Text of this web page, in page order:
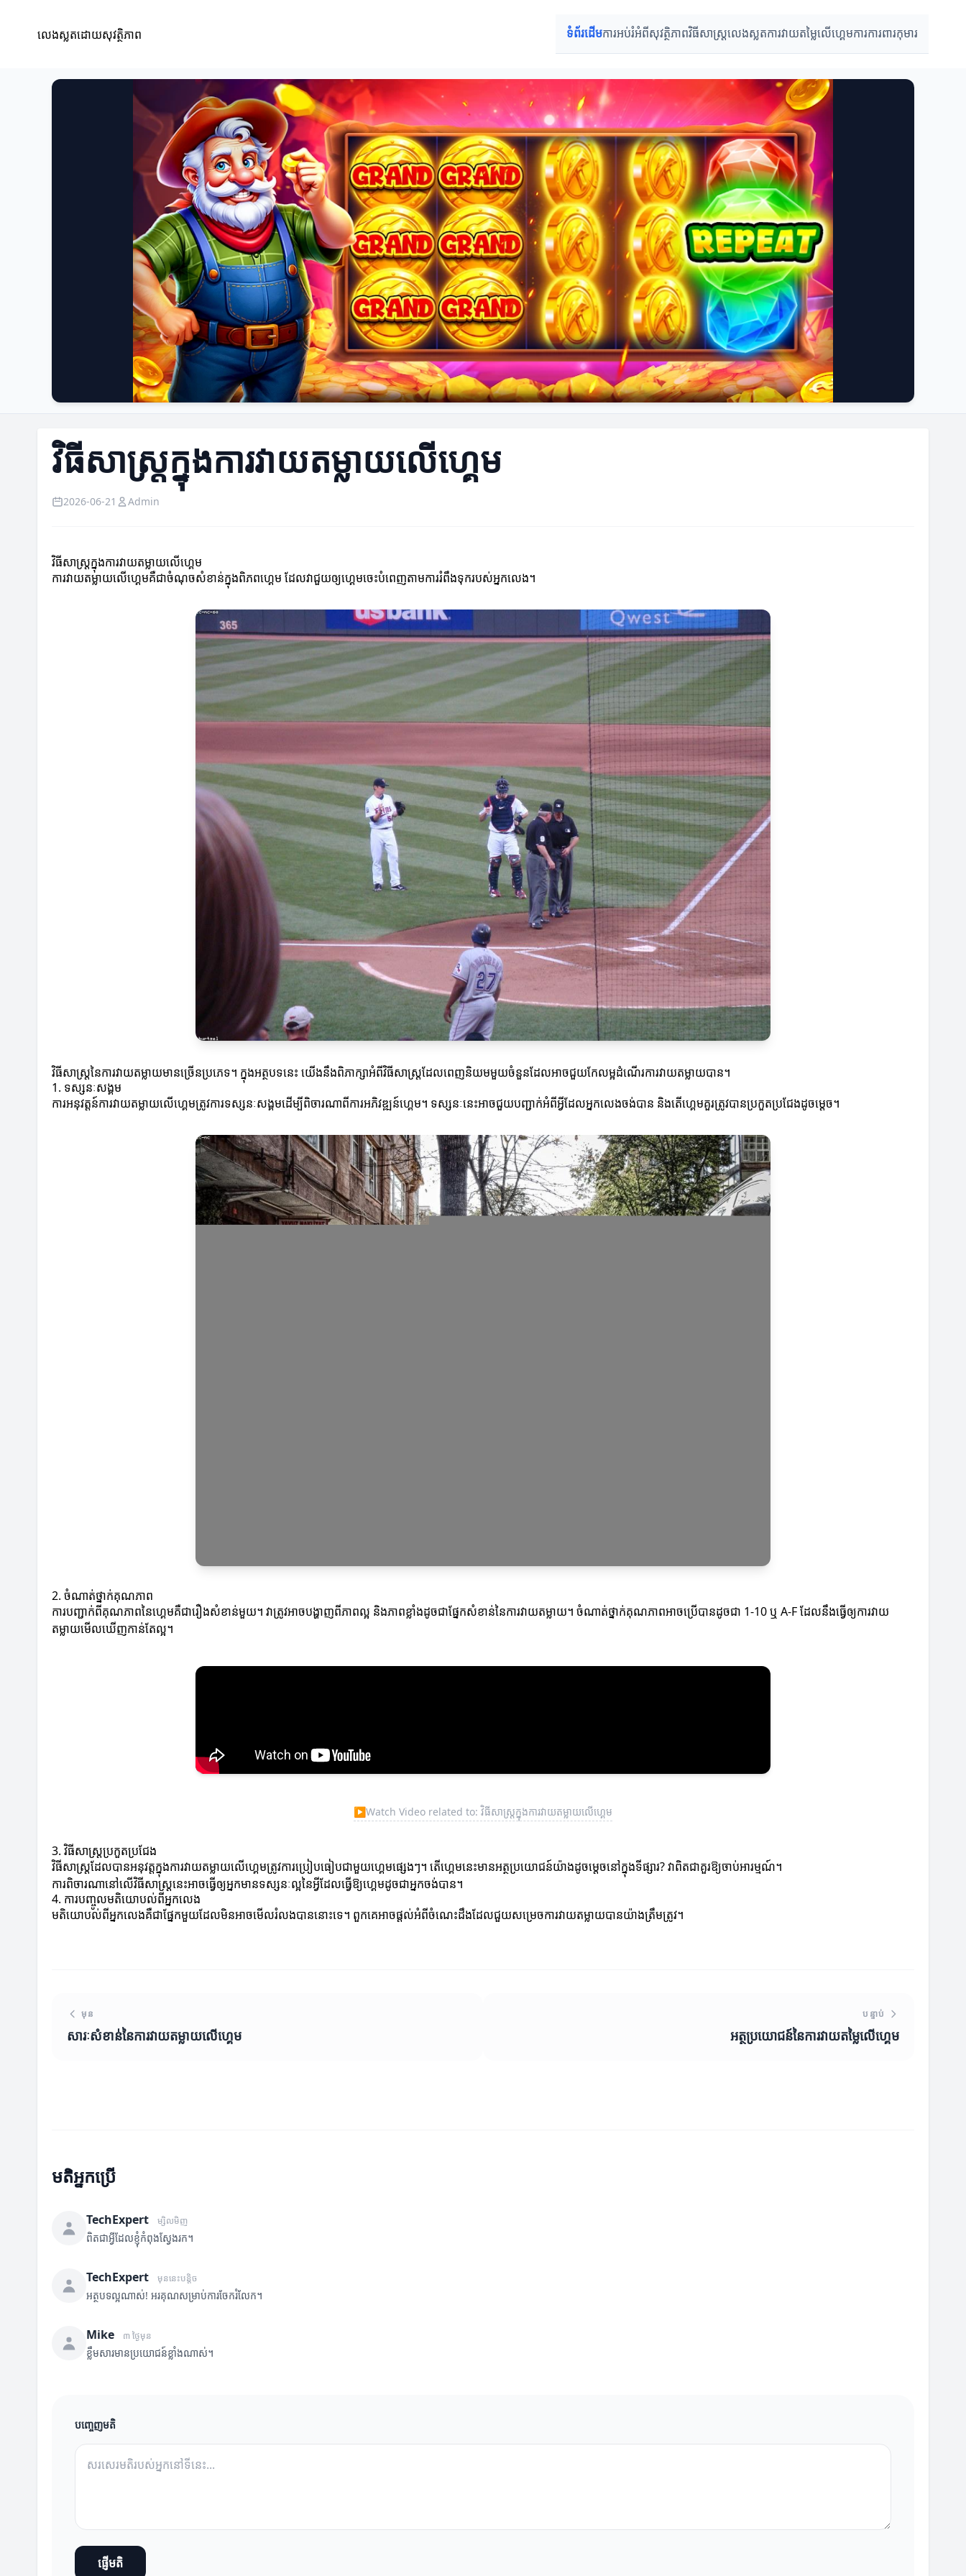
លេងស្លតដោយសុវត្ថិភាព ទំព័រដើមការអប់រំអំពីសុវត្ថិភាពវិធីសាស្ត្រលេងស្លតការវាយតម្លៃលើហ្គេមការការពារកុមារ
វិធីសាស្ត្រក្នុងការវាយតម្លាយលើហ្គេម
2026-06-21 Admin
វិធីសាស្ត្រក្នុងការវាយតម្លាយលើហ្គេម
ការវាយតម្លាយលើហ្គេមគឺជាចំណុចសំខាន់ក្នុងពិភពហ្គេម ដែលវាជួយឲ្យហ្គេមចេះបំពេញតាមការរំពឹងទុករបស់អ្នកលេង។
វិធីសាស្ត្រនៃការវាយតម្លាយមានច្រើនប្រភេទ។ ក្នុងអត្ថបទនេះ យើងនឹងពិភាក្សាអំពីវិធីសាស្ត្រដែលពេញនិយមមួយចំនួនដែលអាចជួយកែលម្អដំណើរការវាយតម្លាយបាន។
1. ទស្សនៈសង្គម
ការអនុវត្តន៍ការវាយតម្លាយលើហ្គេមត្រូវការទស្សនៈសង្គមដើម្បីពិចារណាពីការអភិវឌ្ឍន៍ហ្គេម។ ទស្សនៈនេះអាចជួយបញ្ជាក់អំពីអ្វីដែលអ្នកលេងចង់បាន និងតើហ្គេមគួរត្រូវបានប្រកួតប្រជែងដូចម្តេច។
2. ចំណាត់ថ្នាក់គុណភាព
ការបញ្ជាក់ពីគុណភាពនៃហ្គេមគឺជារឿងសំខាន់មួយ។ វាត្រូវអាចបង្ហាញពីភាពល្អ និងភាពខ្លាំងដូចជាផ្នែកសំខាន់នៃការវាយតម្លាយ។ ចំណាត់ថ្នាក់គុណភាពអាចប្រើបានដូចជា 1-10 ឬ A-F ដែលនឹងធ្វើឲ្យការវាយ
តម្លាយមើលឃើញកាន់តែល្អ។
▶Watch Video related to: វិធីសាស្ត្រក្នុងការវាយតម្លាយលើហ្គេម
3. វិធីសាស្ត្រប្រកួតប្រជែង
វិធីសាស្ត្រដែលបានអនុវត្តក្នុងការវាយតម្លាយលើហ្គេមត្រូវការប្រៀបធៀបជាមួយហ្គេមផ្សេងៗ។ តើហ្គេមនេះមានអត្ថប្រយោជន៍យ៉ាងដូចម្តេចនៅក្នុងទីផ្សារ? វាពិតជាគួរឱ្យចាប់អារម្មណ៍។
ការពិចារណានៅលើវិធីសាស្ត្រនេះអាចធ្វើឲ្យអ្នកមានទស្សនៈល្អនៃអ្វីដែលធ្វើឱ្យហ្គេមដូចជាអ្នកចង់បាន។
4. ការបញ្ចូលមតិយោបល់ពីអ្នកលេង
មតិយោបល់ពីអ្នកលេងគឺជាផ្នែកមួយដែលមិនអាចមើលរំលងបាននោះទេ។ ពួកគេអាចផ្ដល់អំពីចំណេះដឹងដែលជួយសម្រេចការវាយតម្លាយបានយ៉ាងត្រឹមត្រូវ។
មុន
សារៈសំខាន់នៃការវាយតម្លាយលើហ្គេម
បន្ទាប់
អត្ថប្រយោជន៍នៃការវាយតម្លៃលើហ្គេម
មតិអ្នកប្រើ
TechExpert ម្សិលមិញ
ពិតជាអ្វីដែលខ្ញុំកំពុងស្វែងរក។
TechExpert មុននេះបន្តិច
អត្ថបទល្អណាស់! អរគុណសម្រាប់ការចែករំលែក។
Mike ៣ ថ្ងៃមុន
ខ្លឹមសារមានប្រយោជន៍ខ្លាំងណាស់។
បញ្ចេញមតិ
ផ្ញើមតិ